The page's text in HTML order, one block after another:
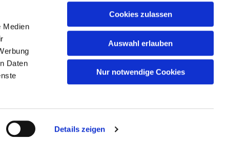
Medien
Daten
Details zeigen
Cookies zulassen
Auswahl erlauben
Nur notwendige Cookies